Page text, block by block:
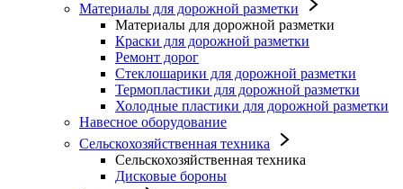
Материалы для дорожной разметки
Материалы для дорожной разметки
Краски для дорожной разметки
Ремонт дорог
Стеклошарики для дорожной разметки
Термопластики для дорожной разметки
Холодные пластики для дорожной разметки
Навесное оборудование
Сельскохозяйственная техника
Сельскохозяйственная техника
Дисковые бороны